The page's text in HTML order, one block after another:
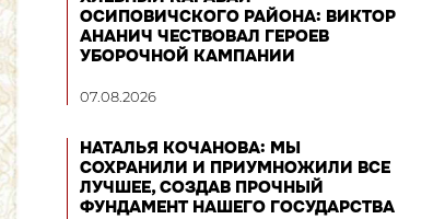
ОСИПОВИЧСКОГО РАЙОНА: ВИКТОР
АНАНИЧ ЧЕСТВОВАЛ ГЕРОЕВ
УБОРОЧНОЙ КАМПАНИИ
07.08.2026
НАТАЛЬЯ КОЧАНОВА: МЫ
СОХРАНИЛИ И ПРИУМНОЖИЛИ ВСЕ
ЛУЧШЕЕ, СОЗДАВ ПРОЧНЫЙ
ФУНДАМЕНТ НАШЕГО ГОСУДАРСТВА